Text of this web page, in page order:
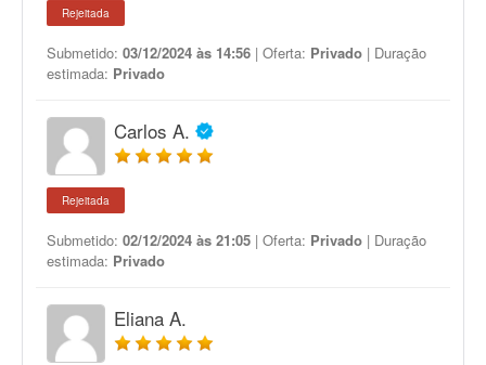
Rejeitada
Submetido: 03/12/2024 às 14:56 | Oferta: Privado | Duração
estimada: Privado
Carlos A.
Rejeitada
Submetido: 02/12/2024 às 21:05 | Oferta: Privado | Duração
estimada: Privado
Eliana A.